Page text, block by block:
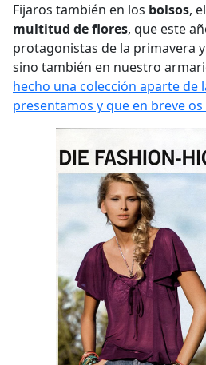
Fijaros también en los bolsos,
multitud de flores, que este
protagonistas de la primavera
sino también en nuestro
hecho una colección aparte de
presentamos y que en breve